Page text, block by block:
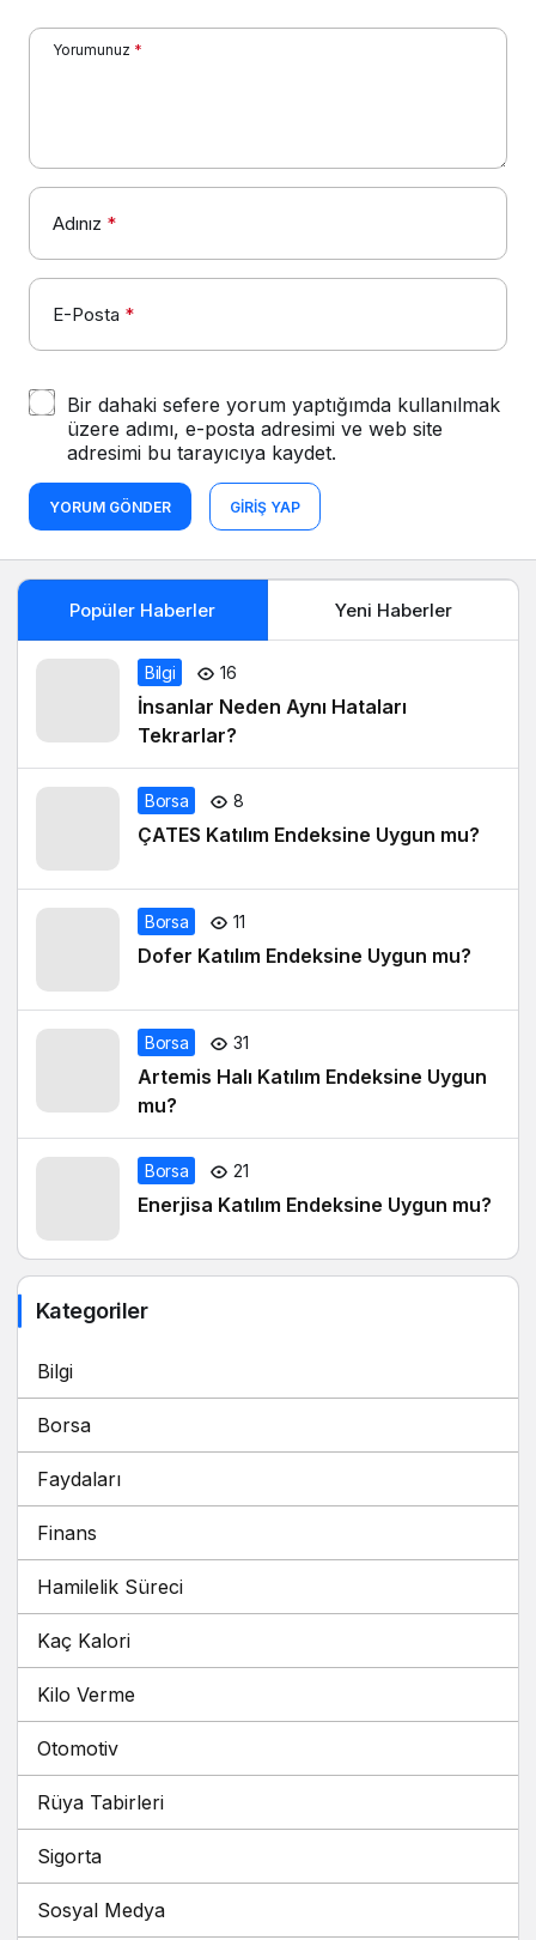
Yorumunuz *
Adınız *
E-Posta *
Bir dahaki sefere yorum yaptığımda kullanılmak
üzere adımı, e-posta adresimi ve web site
adresimi bu tarayıcıya kaydet.
YORUM GÖNDER GIRIŞ YAP
Popüler Haberler Yeni Haberler
Bilgi 16
İnsanlar Neden Aynı Hataları
Tekrarlar?
Borsa 8
ÇATES Katılım Endeksine Uygun mu?
Borsa 11
Dofer Katılım Endeksine Uygun mu?
Borsa 31
Artemis Halı Katılım Endeksine Uygun
mu?
Borsa 21
Enerjisa Katılım Endeksine Uygun mu?
Kategoriler
Bilgi
Borsa
Faydaları
Finans
Hamilelik Süreci
Kaç Kalori
Kilo Verme
Otomotiv
Rüya Tabirleri
Sigorta
Sosyal Medya